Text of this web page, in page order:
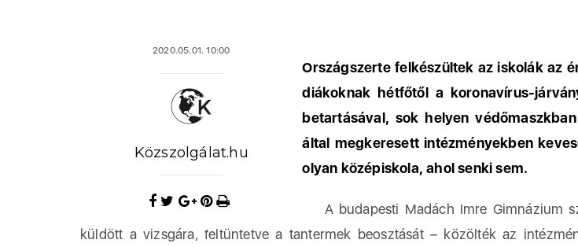
2020.05.01. 10:00
Közszolgálat.hu
Országszerte felkészültek az iskolák az
diákoknak hétfőtől a koronavírus-
betartásával, sok helyen
által megkeresett intézményekben
olyan középiskola, ahol senki sem.
A budapesti Madách Imre Gimnázium
küldött a vizsgára, feltüntetve a tantermek beosztását – közölték az